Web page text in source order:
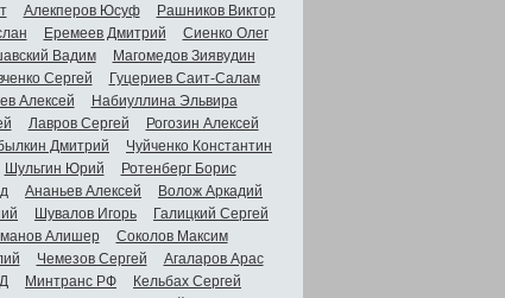
Алекперов Юсуф
Рашников Виктор
Еремеев Дмитрий
Сиенко Олег
Вадим
Магомедов Зиявудин
Сергей
Гуцериев Саит-Салам
Алексей
Набиуллина Эльвира
Лавров Сергей
Рогозин Алексей
Дмитрий
Чуйченко Константин
Шульгин Юрий
Ротенберг Борис
Ананьев Алексей
Волож Аркадий
Шувалов Игорь
Галицкий Сергей
Алишер
Соколов Максим
Чемезов Сергей
Агаларов Арас
Минтранс РФ
Кельбах Сергей